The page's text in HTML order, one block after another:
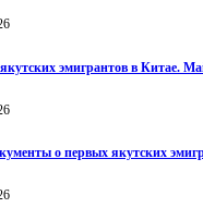
эмигрантов в Китае.
о первых якутских